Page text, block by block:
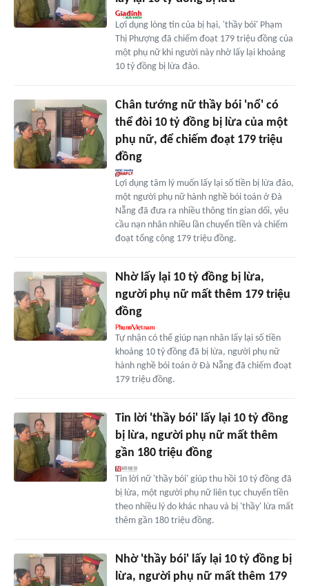
Lợi dụng lòng tin của bị hại, 'thầy bói' Phạm
Thị Phượng đã chiếm đoạt 179 triệu đồng của
một phụ nữ khi người này nhờ lấy lại khoảng
10 tỷ đồng bị lừa đảo.
Chân tướng nữ thầy bói 'nổ' có
thể đòi 10 tỷ đồng bị lừa của một
phụ nữ, để chiếm đoạt 179 triệu
đồng
Lợi dụng tâm lý muốn lấy lại số tiền bị lừa đảo,
một người phụ nữ hành nghề bói toán ở Đà
Nẵng đã đưa ra nhiều thông tin gian dối, yêu
cầu nạn nhân nhiều lần chuyển tiền và chiếm
đoạt tổng cộng 179 triệu đồng.
Nhờ lấy lại 10 tỷ đồng bị lừa,
người phụ nữ mất thêm 179 triệu
đồng
Tự nhận có thể giúp nạn nhân lấy lại số tiền
khoảng 10 tỷ đồng đã bị lừa, người phụ nữ
hành nghề bói toán ở Đà Nẵng đã chiếm đoạt
179 triệu đồng.
Tin lời 'thầy bói' lấy lại 10 tỷ đồng
bị lừa, người phụ nữ mất thêm
gần 180 triệu đồng
Tin lời nữ 'thầy bói' giúp thu hồi 10 tỷ đồng đã
bị lừa, một người phụ nữ liên tục chuyển tiền
theo nhiều lý do khác nhau và bị 'thầy' lừa mất
thêm gần 180 triệu đồng.
Nhờ 'thầy bói' lấy lại 10 tỷ đồng bị
lừa, người phụ nữ mất thêm 179